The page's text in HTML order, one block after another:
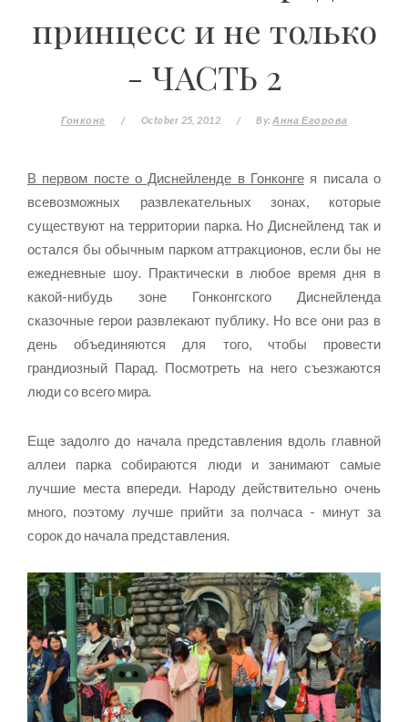
принцесс и не только
- ЧАСТЬ 2
Гонконг / October 25, 2012 / By:Анна Егорова
В первом посте о Диснейленде в Гонконге я писала о
всевозможных развлекательных зонах, которые
существуют на территории парка. Но Диснейленд так и
остался бы обычным парком аттракционов, если бы не
ежедневные шоу. Практически в любое время дня в
какой-нибудь зоне Гонконгского Диснейленда
сказочные герои развлекают публику. Но все они раз в
день объединяются для того, чтобы провести
грандиозный Парад. Посмотреть на него съезжаются
люди со всего мира.
Еще задолго до начала представления вдоль главной
аллеи парка собираются люди и занимают самые
лучшие места впереди. Народу действительно очень
много, поэтому лучше прийти за полчаса - минут за
сорок до начала представления.